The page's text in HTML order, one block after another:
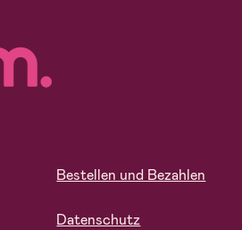
Bestellen und Bezahlen
Datenschutz